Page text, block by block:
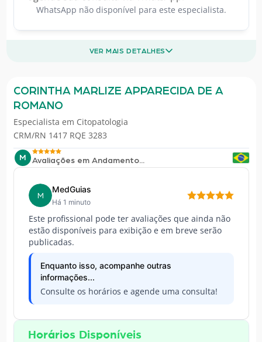
WhatsApp não disponível para este especialista.
VER MAIS DETALHES
CORINTHA MARLIZE APPARECIDA DE A
ROMANO
Especialista em Citopatologia
CRM/RN 1417 RQE 3283
M Avaliações em Andamento...
M
MedGuias
Há 1 minuto
Este profissional pode ter avaliações que ainda não
estão disponíveis para exibição e em breve serão
publicadas.
Enquanto isso, acompanhe outras
informações...
Consulte os horários e agende uma consulta!
Horários Disponíveis